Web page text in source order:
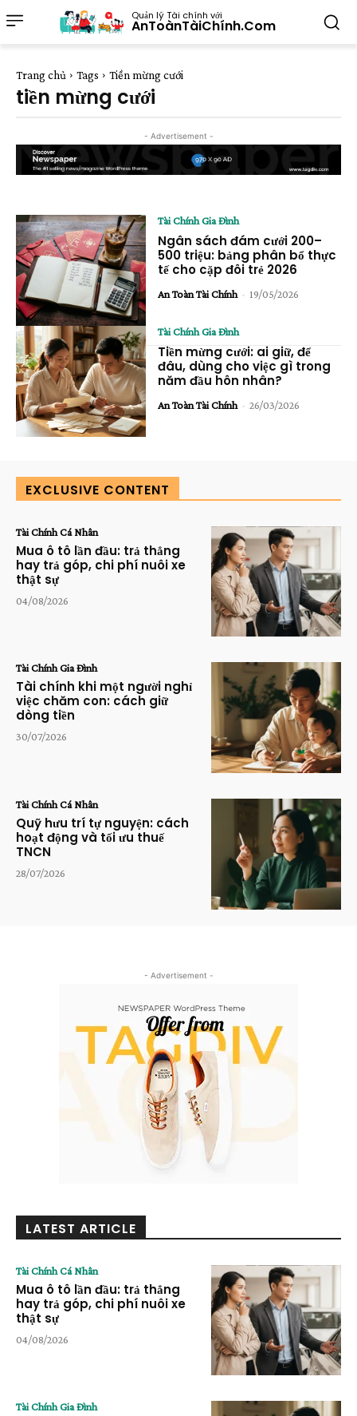
Quản lý Tài chính với
AnToànTàiChính.Com
Trang chủ Tags Tiền mừng cưới
tiền mừng cưới
- Advertisement -
Tài Chính Gia Đình
Ngân sách đám cưới 200–
500 triệu: bảng phân bổ thực
tế cho cặp đôi trẻ 2026
An Toàn Tài Chính - 19/05/2026
Tài Chính Gia Đình
Tiền mừng cưới: ai giữ, để
đâu, dùng cho việc gì trong
năm đầu hôn nhân?
An Toàn Tài Chính - 26/03/2026
EXCLUSIVE CONTENT
Tài Chính Cá Nhân
Mua ô tô lần đầu: trả thẳng
hay trả góp, chi phí nuôi xe
thật sự
04/08/2026
Tài Chính Gia Đình
Tài chính khi một người nghỉ
việc chăm con: cách giữ
dòng tiền
30/07/2026
Tài Chính Cá Nhân
Quỹ hưu trí tự nguyện: cách
hoạt động và tối ưu thuế
TNCN
28/07/2026
- Advertisement -
LATEST ARTICLE
Tài Chính Cá Nhân
Mua ô tô lần đầu: trả thẳng
hay trả góp, chi phí nuôi xe
thật sự
04/08/2026
Tài Chính Gia Đình